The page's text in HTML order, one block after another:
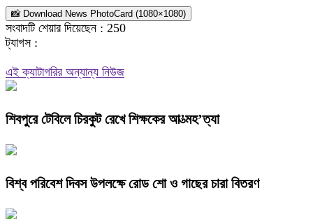
📸 Download News PhotoCard (1080×1080)
সংবাদটি শেয়ার দিয়েছেন : 250
ট্যাগস :
এই ক্যাটাগরির অন্যান্য নিউজ
শিবপুরে টেবিলে চিরকুট রেখে শিক্ষকের আ’ত্মহ’ত্যা
বিশ্ব পরিবেশ দিবস উপলক্ষে রোড শো ও গাছের চারা বিতরণ